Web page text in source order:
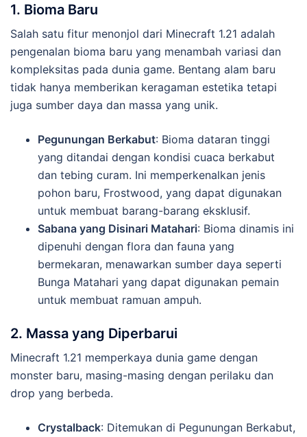
1. Bioma Baru
Salah satu fitur menonjol dari Minecraft 1.21 adalah
pengenalan bioma baru yang menambah variasi dan
kompleksitas pada dunia game. Bentang alam baru
tidak hanya memberikan keragaman estetika tetapi
juga sumber daya dan massa yang unik.
Pegunungan Berkabut: Bioma dataran tinggi
yang ditandai dengan kondisi cuaca berkabut
dan tebing curam. Ini memperkenalkan jenis
pohon baru, Frostwood, yang dapat digunakan
untuk membuat barang-barang eksklusif.
Sabana yang Disinari Matahari: Bioma dinamis ini
dipenuhi dengan flora dan fauna yang
bermekaran, menawarkan sumber daya seperti
Bunga Matahari yang dapat digunakan pemain
untuk membuat ramuan ampuh.
2. Massa yang Diperbarui
Minecraft 1.21 memperkaya dunia game dengan
monster baru, masing-masing dengan perilaku dan
drop yang berbeda.
Crystalback: Ditemukan di Pegunungan Berkabut,